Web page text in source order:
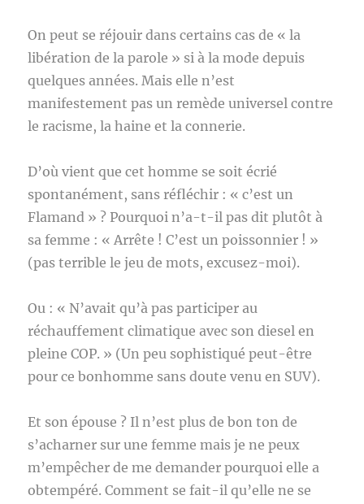
On peut se réjouir dans certains cas de « la
libération de la parole » si à la mode depuis
quelques années. Mais elle n’est
manifestement pas un remède universel contre
le racisme, la haine et la connerie.
D’où vient que cet homme se soit écrié
spontanément, sans réfléchir : « c’est un
Flamand » ? Pourquoi n’a-t-il pas dit plutôt à
sa femme : « Arrête ! C’est un poissonnier ! »
(pas terrible le jeu de mots, excusez-moi).
Ou : « N’avait qu’à pas participer au
réchauffement climatique avec son diesel en
pleine COP. » (Un peu sophistiqué peut-être
pour ce bonhomme sans doute venu en SUV).
Et son épouse ? Il n’est plus de bon ton de
s’acharner sur une femme mais je ne peux
m’empêcher de me demander pourquoi elle a
obtempéré. Comment se fait-il qu’elle ne se